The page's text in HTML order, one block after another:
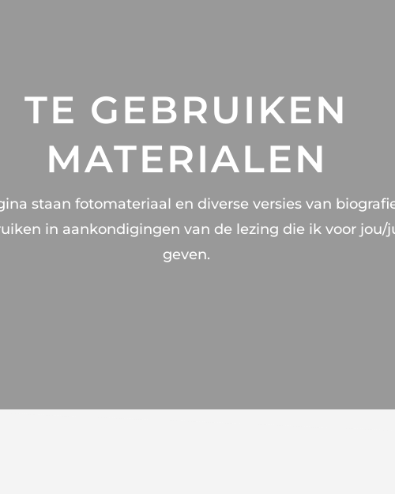
TE GEBRUIKEN
MATERIALEN
staan fotomateriaal en diverse versies van
in aankondigingen van de lezing die ik voor jou/
geven.